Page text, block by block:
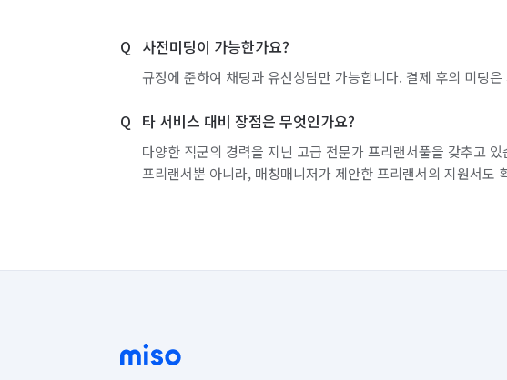
사전미팅이 가능한가요?
규정에 준하여 채팅과 유선상담만 가능합니다. 결제 후의 미팅은
타 서비스 대비 장점은 무엇인가요?
다양한 직군의 경력을 지닌 고급 전문가 프리랜서풀을 갖추고
프리랜서뿐 아니라, 매칭매니저가 제안한 프리랜서의 지원서도